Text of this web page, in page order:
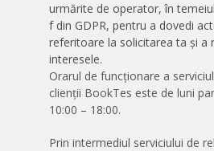
urmărite de operator, în
f din GDPR, pentru a dovedi
referitoare la solicitarea ta și a
interesele.
Orarul de funcționare a
clienții BookTes este de luni
10:00 – 18:00.
Prin intermediul serviciului de